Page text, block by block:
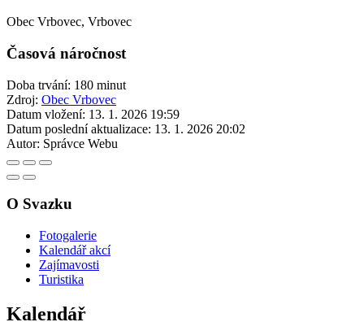
Obec Vrbovec, Vrbovec
Časová náročnost
Doba trvání: 180 minut
Zdroj: Obec Vrbovec
Datum vložení: 13. 1. 2026 19:59
Datum poslední aktualizace: 13. 1. 2026 20:02
Autor: Správce Webu
O Svazku
Fotogalerie
Kalendář akcí
Zajímavosti
Turistika
Kalendář